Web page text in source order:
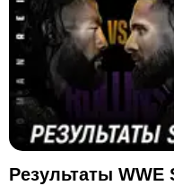
Результаты WWE